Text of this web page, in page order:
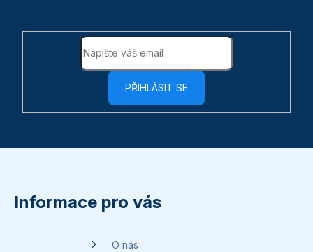
PŘIHLÁSIT SE
Informace pro vás
O nás